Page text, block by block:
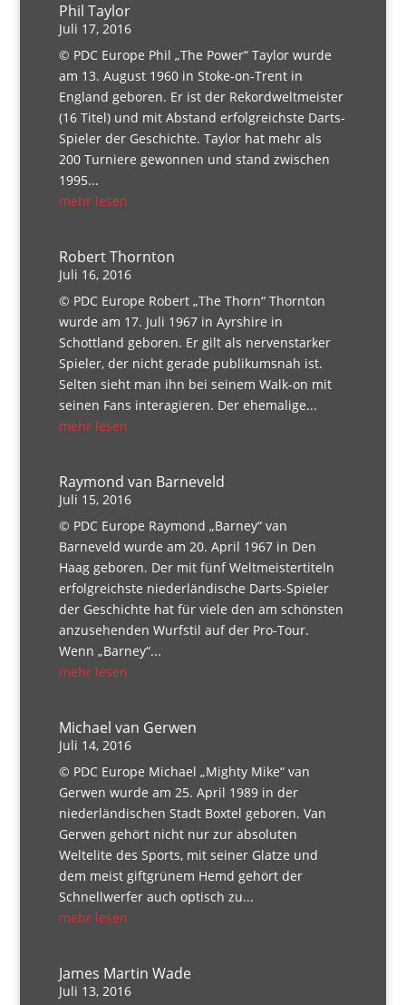
Phil Taylor
Juli 17, 2016
© PDC Europe Phil „The Power“ Taylor wurde
am 13. August 1960 in Stoke-on-Trent in
England geboren. Er ist der Rekordweltmeister
(16 Titel) und mit Abstand erfolgreichste Darts-
Spieler der Geschichte. Taylor hat mehr als
200 Turniere gewonnen und stand zwischen
1995...
mehr lesen
Robert Thornton
Juli 16, 2016
© PDC Europe Robert „The Thorn“ Thornton
wurde am 17. Juli 1967 in Ayrshire in
Schottland geboren. Er gilt als nervenstarker
Spieler, der nicht gerade publikumsnah ist.
Selten sieht man ihn bei seinem Walk-on mit
seinen Fans interagieren. Der ehemalige...
mehr lesen
Raymond van Barneveld
Juli 15, 2016
© PDC Europe Raymond „Barney“ van
Barneveld wurde am 20. April 1967 in Den
Haag geboren. Der mit fünf Weltmeistertiteln
erfolgreichste niederländische Darts-Spieler
der Geschichte hat für viele den am schönsten
anzusehenden Wurfstil auf der Pro-Tour.
Wenn „Barney“...
mehr lesen
Michael van Gerwen
Juli 14, 2016
© PDC Europe Michael „Mighty Mike“ van
Gerwen wurde am 25. April 1989 in der
niederländischen Stadt Boxtel geboren. Van
Gerwen gehört nicht nur zur absoluten
Weltelite des Sports, mit seiner Glatze und
dem meist giftgrünem Hemd gehört der
Schnellwerfer auch optisch zu...
mehr lesen
James Martin Wade
Juli 13, 2016